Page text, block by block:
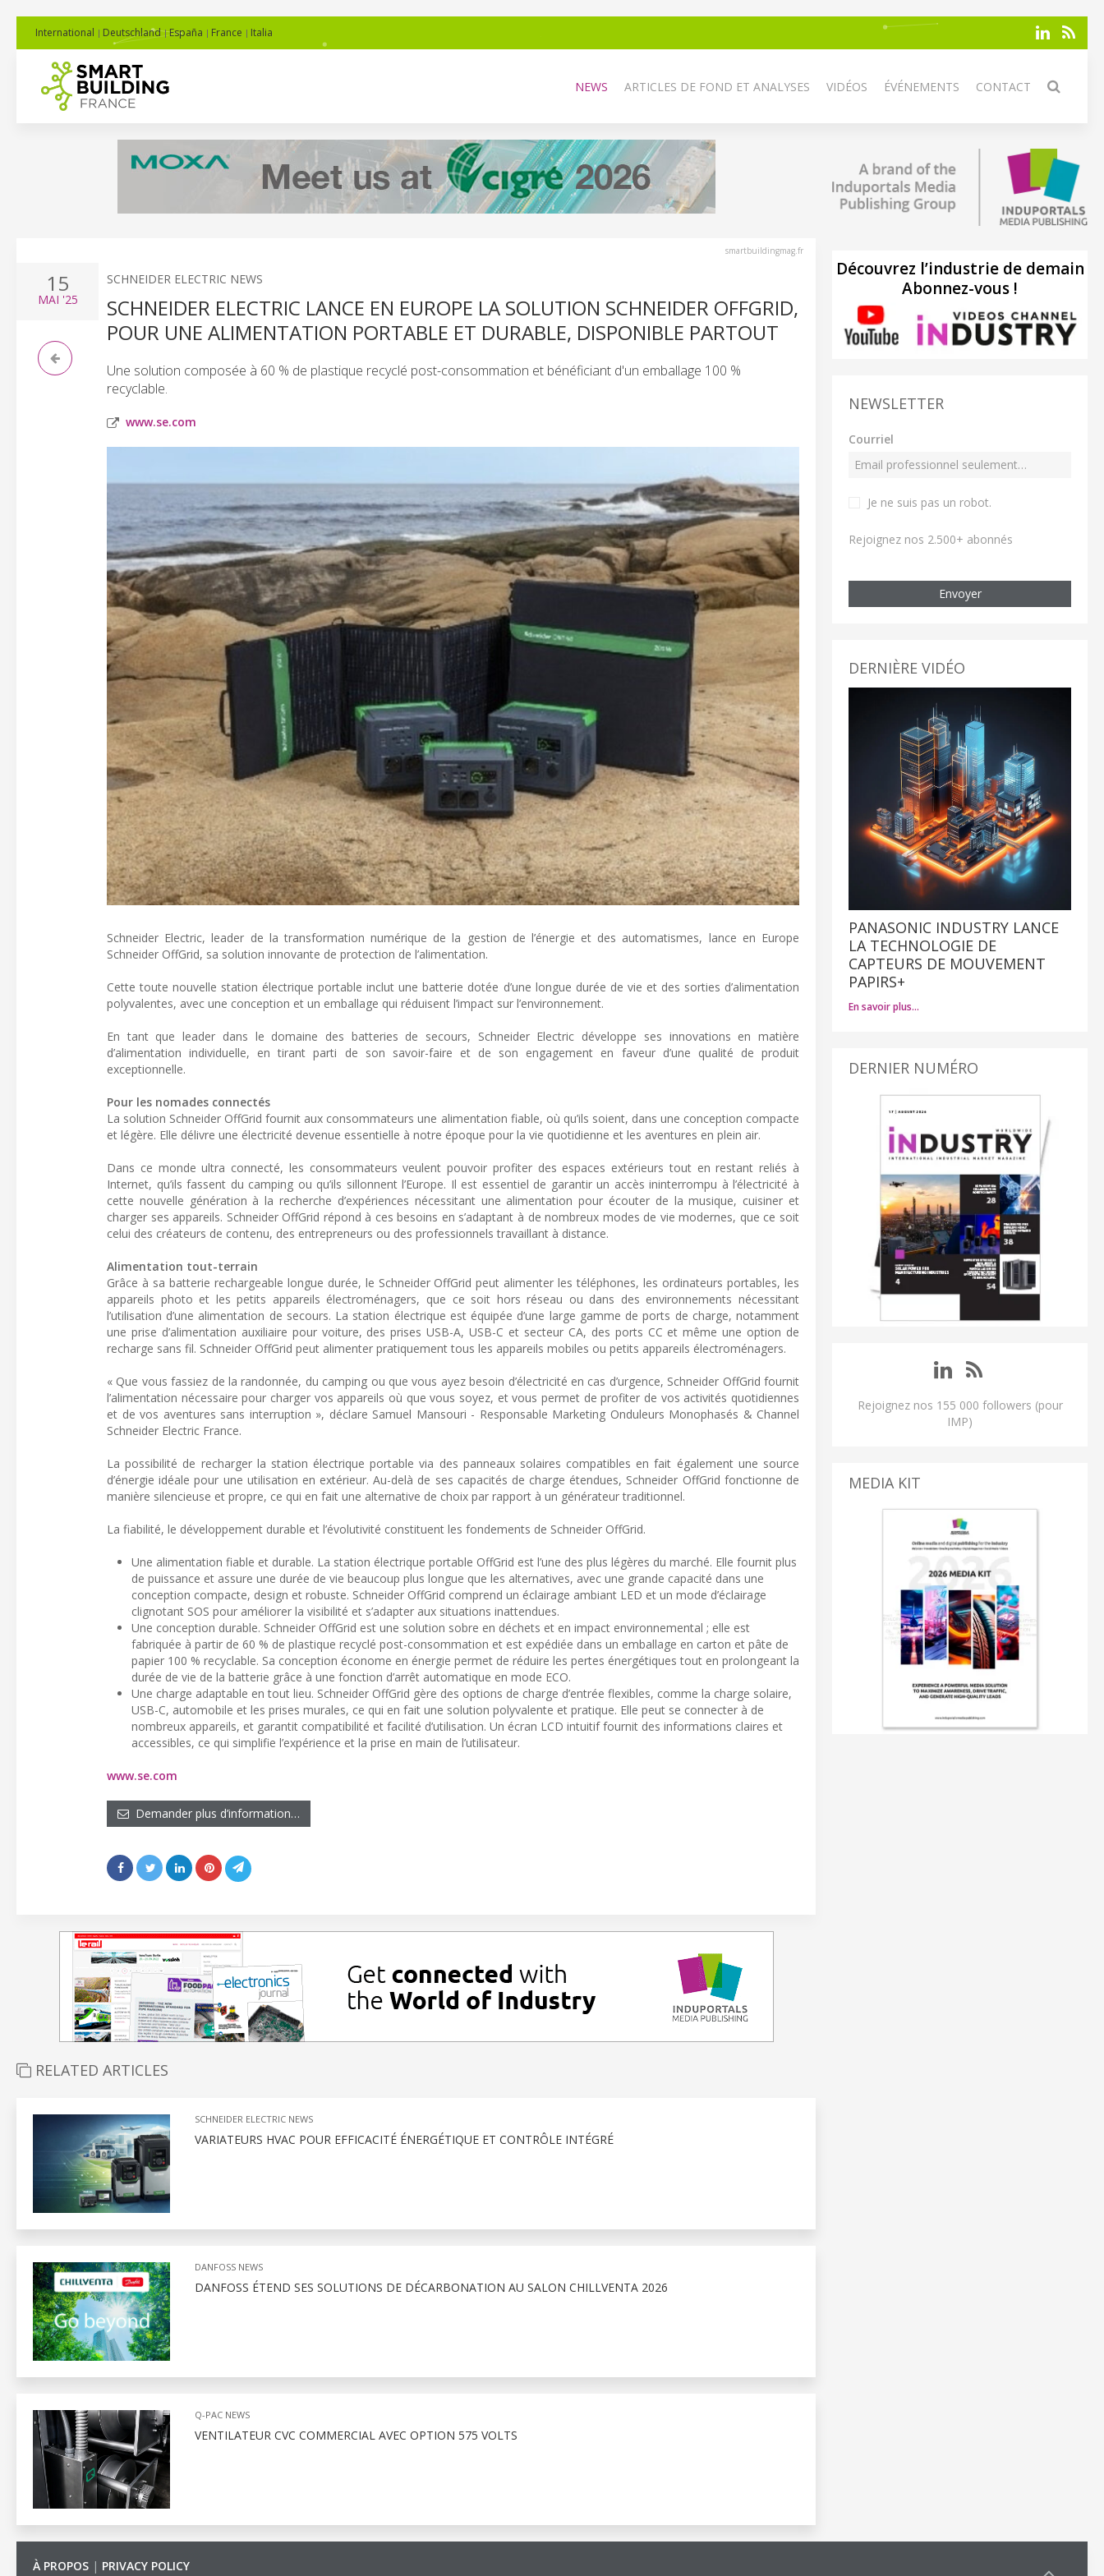
International Deutschland España France Italia
NEWS ARTICLES DE FOND ET ANALYSES VIDÉOS ÉVÉNEMENTS CONTACT
smartbuildingmag.fr
15
MAI '25
SCHNEIDER ELECTRIC NEWS
SCHNEIDER ELECTRIC LANCE EN EUROPE LA SOLUTION SCHNEIDER OFFGRID,
POUR UNE ALIMENTATION PORTABLE ET DURABLE, DISPONIBLE PARTOUT
Une solution composée à 60 % de plastique recyclé post-consommation et bénéficiant d'un emballage 100 %
recyclable.
www.se.com
Schneider Electric, leader de la transformation numérique de la gestion de l’énergie et des automatismes, lance en Europe
Schneider OffGrid, sa solution innovante de protection de l’alimentation.
Cette toute nouvelle station électrique portable inclut une batterie dotée d’une longue durée de vie et des sorties d’alimentation
polyvalentes, avec une conception et un emballage qui réduisent l’impact sur l’environnement.
En tant que leader dans le domaine des batteries de secours, Schneider Electric développe ses innovations en matière
d’alimentation individuelle, en tirant parti de son savoir-faire et de son engagement en faveur d’une qualité de produit
exceptionnelle.
Pour les nomades connectés
La solution Schneider OffGrid fournit aux consommateurs une alimentation fiable, où qu’ils soient, dans une conception compacte
et légère. Elle délivre une électricité devenue essentielle à notre époque pour la vie quotidienne et les aventures en plein air.
Dans ce monde ultra connecté, les consommateurs veulent pouvoir profiter des espaces extérieurs tout en restant reliés à
Internet, qu’ils fassent du camping ou qu’ils sillonnent l’Europe. Il est essentiel de garantir un accès ininterrompu à l’électricité à
cette nouvelle génération à la recherche d’expériences nécessitant une alimentation pour écouter de la musique, cuisiner et
charger ses appareils. Schneider OffGrid répond à ces besoins en s’adaptant à de nombreux modes de vie modernes, que ce soit
celui des créateurs de contenu, des entrepreneurs ou des professionnels travaillant à distance.
Alimentation tout-terrain
Grâce à sa batterie rechargeable longue durée, le Schneider OffGrid peut alimenter les téléphones, les ordinateurs portables, les
appareils photo et les petits appareils électroménagers, que ce soit hors réseau ou dans des environnements nécessitant
l’utilisation d’une alimentation de secours. La station électrique est équipée d’une large gamme de ports de charge, notamment
une prise d’alimentation auxiliaire pour voiture, des prises USB-A, USB-C et secteur CA, des ports CC et même une option de
recharge sans fil. Schneider OffGrid peut alimenter pratiquement tous les appareils mobiles ou petits appareils électroménagers.
« Que vous fassiez de la randonnée, du camping ou que vous ayez besoin d’électricité en cas d’urgence, Schneider OffGrid fournit
l’alimentation nécessaire pour charger vos appareils où que vous soyez, et vous permet de profiter de vos activités quotidiennes
et de vos aventures sans interruption », déclare Samuel Mansouri - Responsable Marketing Onduleurs Monophasés & Channel
Schneider Electric France.
La possibilité de recharger la station électrique portable via des panneaux solaires compatibles en fait également une source
d’énergie idéale pour une utilisation en extérieur. Au-delà de ses capacités de charge étendues, Schneider OffGrid fonctionne de
manière silencieuse et propre, ce qui en fait une alternative de choix par rapport à un générateur traditionnel.
La fiabilité, le développement durable et l’évolutivité constituent les fondements de Schneider OffGrid.
Une alimentation fiable et durable. La station électrique portable OffGrid est l’une des plus légères du marché. Elle fournit plus
de puissance et assure une durée de vie beaucoup plus longue que les alternatives, avec une grande capacité dans une
conception compacte, design et robuste. Schneider OffGrid comprend un éclairage ambiant LED et un mode d’éclairage
clignotant SOS pour améliorer la visibilité et s’adapter aux situations inattendues.
Une conception durable. Schneider OffGrid est une solution sobre en déchets et en impact environnemental ; elle est
fabriquée à partir de 60 % de plastique recyclé post-consommation et est expédiée dans un emballage en carton et pâte de
papier 100 % recyclable. Sa conception économe en énergie permet de réduire les pertes énergétiques tout en prolongeant la
durée de vie de la batterie grâce à une fonction d’arrêt automatique en mode ECO.
Une charge adaptable en tout lieu. Schneider OffGrid gère des options de charge d’entrée flexibles, comme la charge solaire,
USB-C, automobile et les prises murales, ce qui en fait une solution polyvalente et pratique. Elle peut se connecter à de
nombreux appareils, et garantit compatibilité et facilité d’utilisation. Un écran LCD intuitif fournit des informations claires et
accessibles, ce qui simplifie l’expérience et la prise en main de l’utilisateur.
www.se.com
Demander plus d’information…
RELATED ARTICLES
SCHNEIDER ELECTRIC NEWS
VARIATEURS HVAC POUR EFFICACITÉ ÉNERGÉTIQUE ET CONTRÔLE INTÉGRÉ
DANFOSS NEWS
DANFOSS ÉTEND SES SOLUTIONS DE DÉCARBONATION AU SALON CHILLVENTA 2026
Q-PAC NEWS
VENTILATEUR CVC COMMERCIAL AVEC OPTION 575 VOLTS
Découvrez l’industrie de demain
Abonnez-vous !
NEWSLETTER
Courriel
Je ne suis pas un robot.
Rejoignez nos 2.500+ abonnés
Envoyer
DERNIÈRE VIDÉO
PANASONIC INDUSTRY LANCE
LA TECHNOLOGIE DE
CAPTEURS DE MOUVEMENT
PAPIRS+
En savoir plus…
DERNIER NUMÉRO
Rejoignez nos 155 000 followers (pour
IMP)
MEDIA KIT
À PROPOS | PRIVACY POLICY